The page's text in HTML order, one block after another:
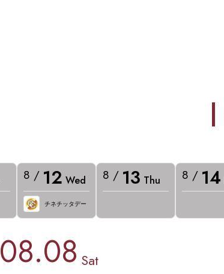
8 / 12 Wed
チネチッタデー
8 / 13 Thu 8 / 14
08.08 Sat